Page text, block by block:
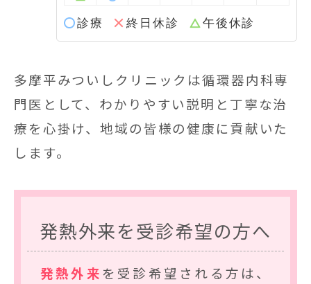
診療 終日休診 午後休診
多摩平みついしクリニックは循環器内科専
門医として、わかりやすい説明と丁寧な治
療を心掛け、地域の皆様の健康に貢献いた
します。
発熱外来を受診希望の方へ
発熱外来を受診希望される方は、